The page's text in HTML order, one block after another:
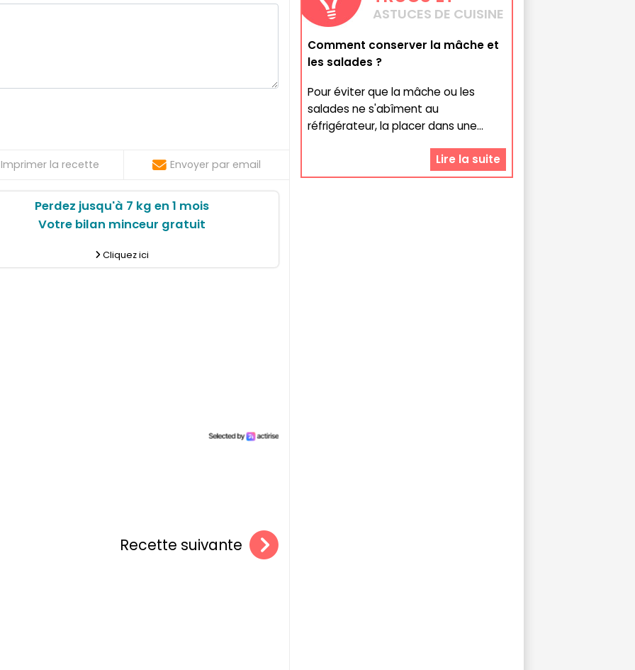
Imprimer la recette Envoyer par email
Perdez jusqu'à 7 kg en 1 mois
Votre bilan minceur gratuit
Cliquez ici
Recette suivante
ASTUCES DE CUISINE
Comment conserver la mâche et
les salades ?
Pour éviter que la mâche ou les
salades ne s'abîment au
réfrigérateur, la placer dans une...
Lire la suite